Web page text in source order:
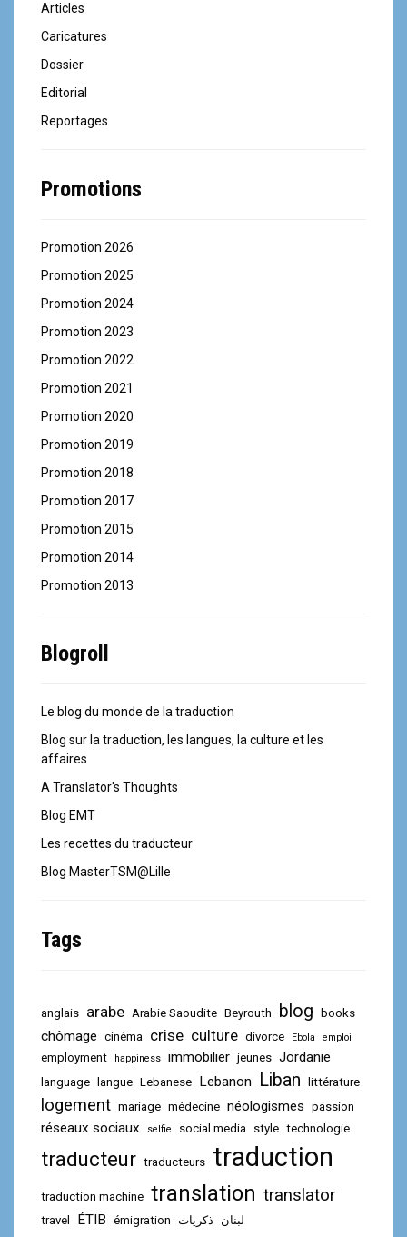
Articles
Caricatures
Dossier
Editorial
Reportages
Promotions
Promotion 2026
Promotion 2025
Promotion 2024
Promotion 2023
Promotion 2022
Promotion 2021
Promotion 2020
Promotion 2019
Promotion 2018
Promotion 2017
Promotion 2015
Promotion 2014
Promotion 2013
Blogroll
Le blog du monde de la traduction
Blog sur la traduction, les langues, la culture et les
affaires
A Translator's Thoughts
Blog EMT
Les recettes du traducteur
Blog MasterTSM@Lille
Tags
anglais arabe Arabie Saoudite Beyrouth blog books
chômage cinéma crise culture divorce Ebola emploi
employment happiness immobilier jeunes Jordanie
language langue Lebanese Lebanon Liban littérature
logement mariage médecine néologismes passion
réseaux sociaux selfie social media style technologie
traducteur traducteurs traduction
traduction machine translation translator
travel ÉTIB émigration ذكريات لبنان